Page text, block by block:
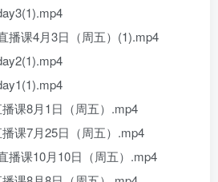
播课4月3日（周五）(1).mp4
课8月1日（周五）.mp4
课7月25日（周五）.mp4
播课10月10日（周五）.mp4